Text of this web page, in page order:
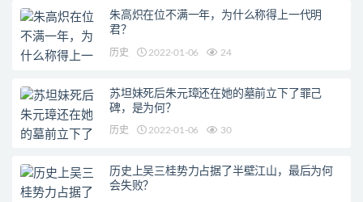
朱高炽在位不满一年，为什么称得上一代明
君？
历史 2022-01-06 24
苏坦妹死后朱元璋还在她的墓前立下了罪己
碑，是为何？
历史 2022-01-06 30
历史上吴三桂势力占据了半壁江山，最后为何
会失败？